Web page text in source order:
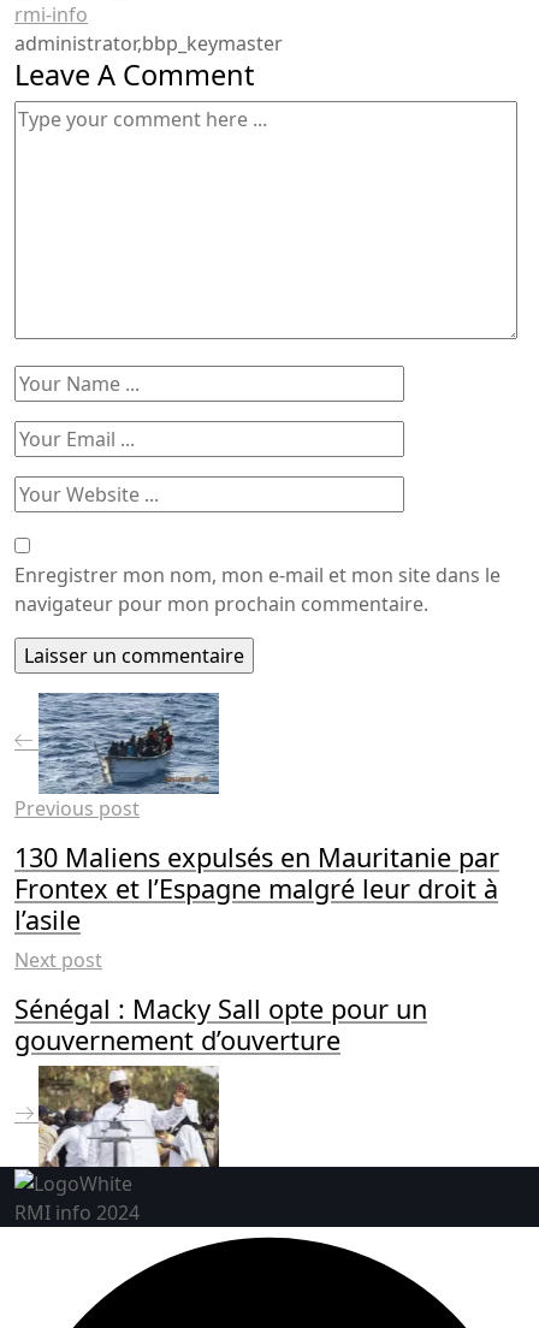
rmi-info
administrator,bbp_keymaster
Leave A Comment
Enregistrer mon nom, mon e-mail et mon site dans le
navigateur pour mon prochain commentaire.
Previous post
130 Maliens expulsés en Mauritanie par
Frontex et l’Espagne malgré leur droit à
l’asile
Next post
Sénégal : Macky Sall opte pour un
gouvernement d’ouverture
RMI info 2024